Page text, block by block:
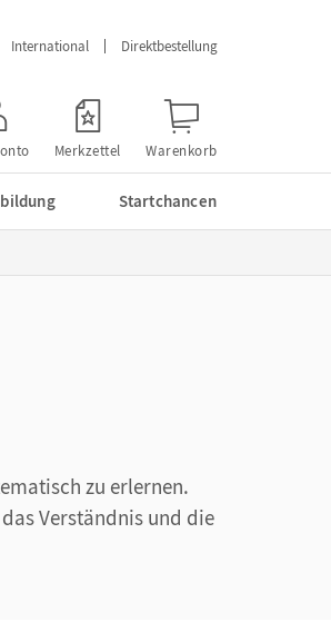
International Direktbestellung
Merkzettel Warenkorb
Startchancen
zu erlernen.
Verständnis und die